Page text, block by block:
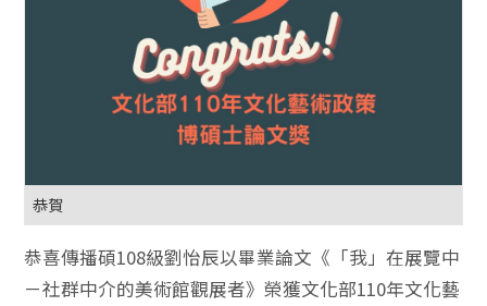
恭賀
恭喜傳播碩108級劉怡辰以畢業論文《「我」在展覽中
－社群中介的美術館觀展者》榮獲文化部110年文化藝